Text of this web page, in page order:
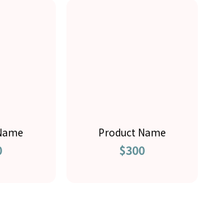
Product Name
$300